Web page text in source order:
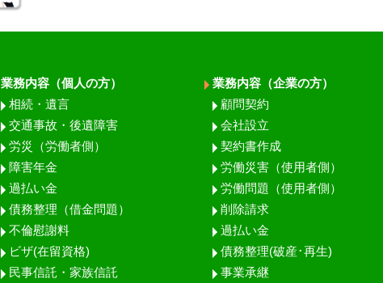
業務内容（個人の方）
相続・遺言
交通事故・後遺障害
労災（労働者側）
障害年金
過払い金
債務整理（借金問題）
不倫慰謝料
ビザ(在留資格)
民事信託・家族信託
業務内容（企業の方）
顧問契約
会社設立
契約書作成
労働災害（使用者側）
労働問題（使用者側）
削除請求
過払い金
債務整理(破産･再生)
事業承継